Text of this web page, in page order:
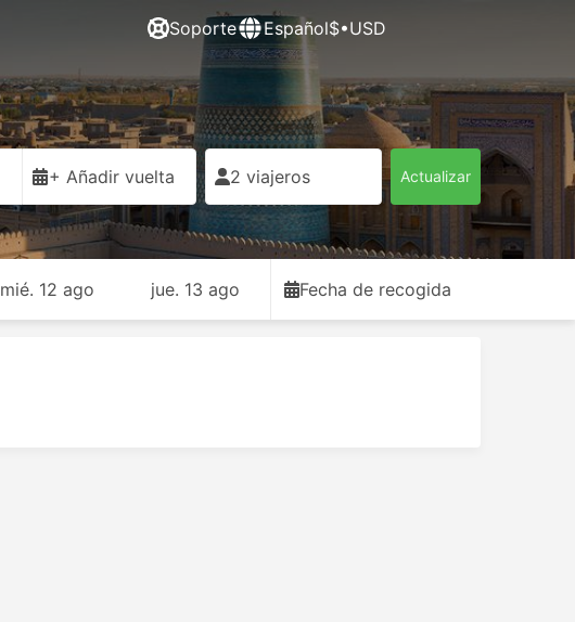
Soporte Español$•USD
+ Añadir vuelta 2 viajeros Actualizar
mié. 12 ago jue. 13 ago Fecha de recogida